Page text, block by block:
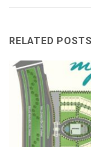
RELATED POSTS